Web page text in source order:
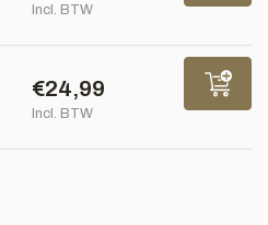
Incl. BTW
€24,99
Incl. BTW